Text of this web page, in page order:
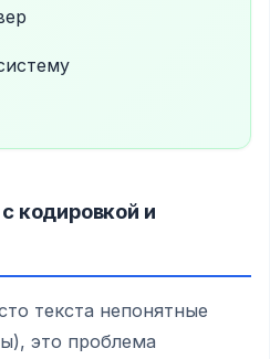
кодировкой и
текста непонятные
это проблема